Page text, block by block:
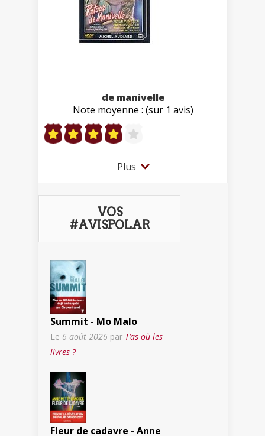
de manivelle
Note moyenne : (sur 1 avis)
Plus
VOS
#AVISPOLAR
Summit - Mo Malo
Le 6 août 2026 par T’as où les
livres ?
Fleur de cadavre - Anne